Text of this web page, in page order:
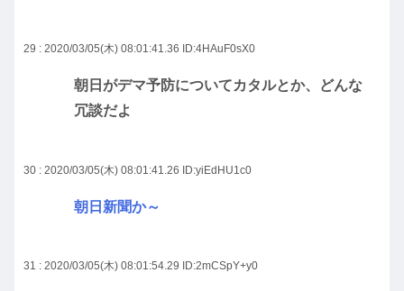
29 : 2020/03/05(木) 08:01:41.36 ID:4HAuF0sX0
朝日がデマ予防についてカタルとか、どんな
冗談だよ
30 : 2020/03/05(木) 08:01:41.26 ID:yiEdHU1c0
朝日新聞か～
31 : 2020/03/05(木) 08:01:54.29 ID:2mCSpY+y0